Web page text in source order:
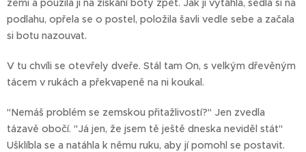
zemi a použila ji na získání boty zpět. Jak ji vytáhla, sedla si na
podlahu, opřela se o postel, položila šavli vedle sebe a začala
si botu nazouvat.
V tu chvíli se otevřely dveře. Stál tam On, s velkým dřevěným
tácem v rukách a překvapeně na ni koukal.
"Nemáš problém se zemskou přitažlivostí?" Jen zvedla
tázavě obočí. "Já jen, že jsem tě ještě dneska neviděl stát"
Ušklíbla se a natáhla k němu ruku, aby jí pomohl se postavit.